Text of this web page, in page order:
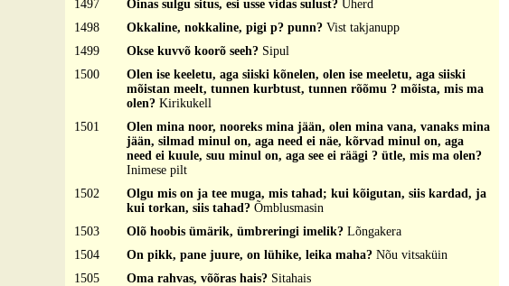
1497
Oinas sulgu situs, esi usse vidas sulust? Uherd
1498
Okkaline, nokkaline, pigi p? punn? Vist takjanupp
1499
Okse kuvvõ koorõ seeh? Sipul
1500
Olen ise keeletu, aga siiski kõnelen, olen ise meeletu, aga siiski
mõistan meelt, tunnen kurbtust, tunnen rõõmu ? mõista, mis ma
olen? Kirikukell
1501
Olen mina noor, nooreks mina jään, olen mina vana, vanaks mina
jään, silmad minul on, aga need ei näe, kõrvad minul on, aga
need ei kuule, suu minul on, aga see ei räägi ? ütle, mis ma olen?
Inimese pilt
1502
Olgu mis on ja tee muga, mis tahad; kui kõigutan, siis kardad, ja
kui torkan, siis tahad? Õmblusmasin
1503
Olõ hoobis ümärik, ümbreringi imelik? Lõngakera
1504
On pikk, pane juure, on lühike, leika maha? Nõu vitsaküin
1505
Oma rahvas, võõras hais? Sitahais